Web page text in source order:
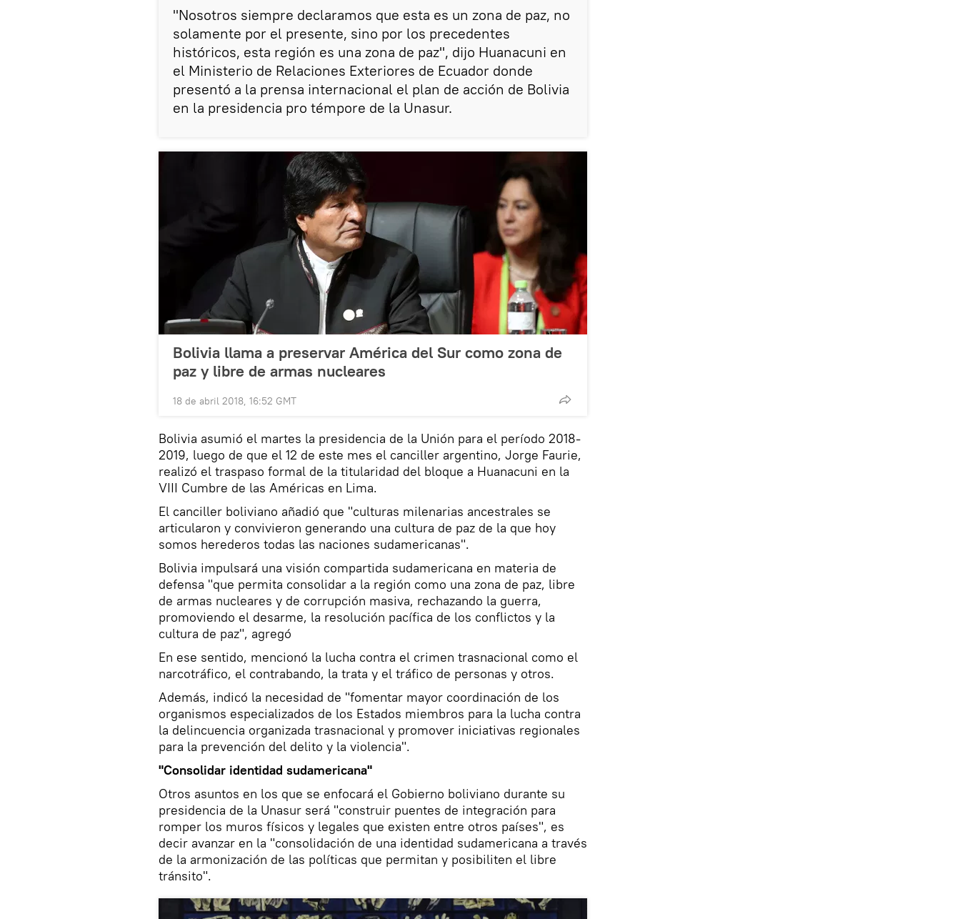
"Nosotros siempre declaramos que esta es un zona de paz, no
solamente por el presente, sino por los precedentes
históricos, esta región es una zona de paz", dijo Huanacuni en
el Ministerio de Relaciones Exteriores de Ecuador donde
presentó a la prensa internacional el plan de acción de Bolivia
en la presidencia pro témpore de la Unasur.
Bolivia llama a preservar América del Sur como zona de
paz y libre de armas nucleares
18 de abril 2018, 16:52 GMT
Bolivia asumió el martes la presidencia de la Unión para el período 2018-
2019, luego de que el 12 de este mes el canciller argentino, Jorge Faurie,
realizó el traspaso formal de la titularidad del bloque a Huanacuni en la
VIII Cumbre de las Américas en Lima.
El canciller boliviano añadió que "culturas milenarias ancestrales se
articularon y convivieron generando una cultura de paz de la que hoy
somos herederos todas las naciones sudamericanas".
Bolivia impulsará una visión compartida sudamericana en materia de
defensa "que permita consolidar a la región como una zona de paz, libre
de armas nucleares y de corrupción masiva, rechazando la guerra,
promoviendo el desarme, la resolución pacífica de los conflictos y la
cultura de paz", agregó
En ese sentido, mencionó la lucha contra el crimen trasnacional como el
narcotráfico, el contrabando, la trata y el tráfico de personas y otros.
Además, indicó la necesidad de "fomentar mayor coordinación de los
organismos especializados de los Estados miembros para la lucha contra
la delincuencia organizada trasnacional y promover iniciativas regionales
para la prevención del delito y la violencia".
"Consolidar identidad sudamericana"
Otros asuntos en los que se enfocará el Gobierno boliviano durante su
presidencia de la Unasur será "construir puentes de integración para
romper los muros físicos y legales que existen entre otros países", es
decir avanzar en la "consolidación de una identidad sudamericana a través
de la armonización de las políticas que permitan y posibiliten el libre
tránsito".